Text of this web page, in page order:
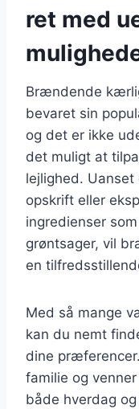
ret med
Brændende
bevaret sin
og det er ikke
det muligt at
lejlighed.
opskrift eller
ingredienser
grøntsager, vil
en
Med så mange
kan du nemt
dine
familie og
både hverdag